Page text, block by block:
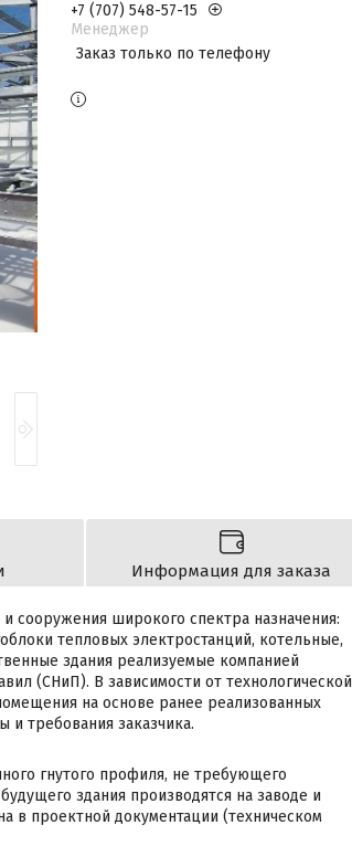
+7 (707) 548-57-15
Менеджер
Заказ только по телефону
Информация для заказа
сооружения широкого спектра назначения:
тепловых электростанций, котельные,
здания реализуемые компанией
(СНиП). В зависимости от технологической
на основе ранее реализованных
требования заказчика.
гнутого профиля, не требующего
здания производятся на заводе и
в проектной документации (техническом